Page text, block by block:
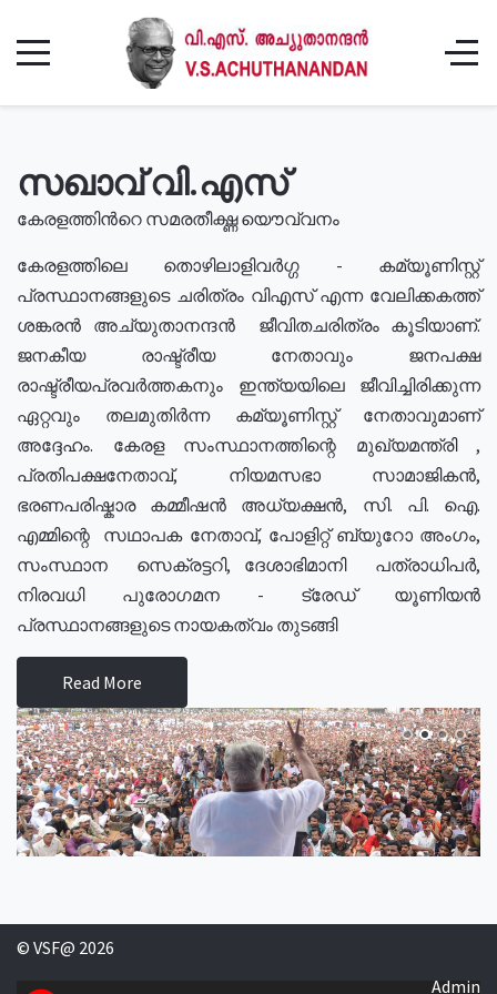
സഖാവ് വി.എസ്
കേരളത്തിൻറെ സമരതീക്ഷ്ണ യൌവ്വനം
കേരളത്തിലെ തൊഴിലാളിവർഗ്ഗ - കമ്യൂണിസ്റ്റ്
പ്രസ്ഥാനങ്ങളുടെ ചരിത്രം വിഎസ് എന്ന വേലിക്കകത്ത്
ശങ്കരൻ അച്യുതാനന്ദൻ ജീവിതചരിത്രം കൂടിയാണ്.
ജനകീയ രാഷ്ട്രീയ നേതാവും ജനപക്ഷ
രാഷ്ട്രീയപ്രവർത്തകനും ഇന്ത്യയിലെ ജീവിച്ചിരിക്കുന്ന
ഏറ്റവും തലമുതിർന്ന കമ്യൂണിസ്റ്റ് നേതാവുമാണ്
അദ്ദേഹം. കേരള സംസ്ഥാനത്തിന്റെ മുഖ്യമന്ത്രി ,
പ്രതിപക്ഷനേതാവ്, നിയമസഭാ സാമാജികൻ,
ഭരണപരിഷ്കാര കമ്മീഷൻ അധ്യക്ഷൻ, സി. പി. ഐ.
എമ്മിന്റെ സഥാപക നേതാവ്, പോളിറ്റ് ബ്യുറോ അംഗം,
സംസ്ഥാന സെക്രട്ടറി, ദേശാഭിമാനി പത്രാധിപർ,
നിരവധി പുരോഗമന - ട്രേഡ് യൂണിയൻ
പ്രസ്ഥാനങ്ങളുടെ നായകത്വം തുടങ്ങി
Read More
© VSF@ 2026
Admin